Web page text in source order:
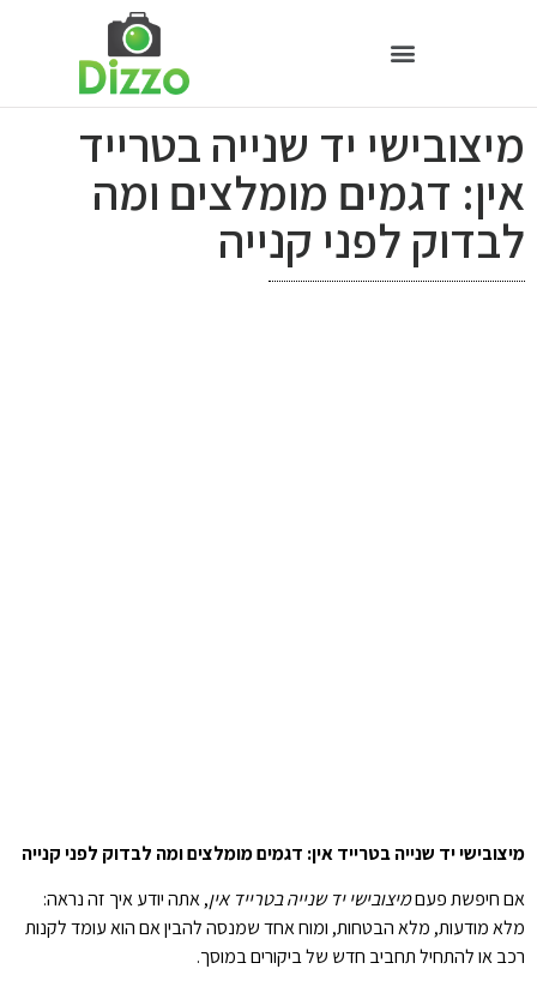
מיצובישי יד שנייה בטרייד
אין: דגמים מומלצים ומה
לבדוק לפני קנייה
מיצובישי יד שנייה בטרייד אין: דגמים מומלצים ומה לבדוק לפני קנייה
אם חיפשת פעםמיצובישי יד שנייה בטרייד אין, אתה יודע איך זה נראה:
מלא מודעות, מלא הבטחות, ומוח אחד שמנסה להבין אם הוא עומד לקנות
רכב או להתחיל תחביב חדש של ביקורים במוסך.